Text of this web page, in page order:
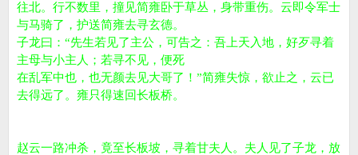
往北。行不数里，撞见简雍卧于草丛，身带重伤。云即令军士
与马骑了，护送简雍去寻玄德。
子龙曰：“先生若见了主公，可告之：吾上天入地，好歹寻着
主母与小主人；若寻不见，便死
在乱军中也，也无颜去见大哥了！”简雍失惊，欲止之，云已
去得远了。雍只得速回长板桥。
赵云一路冲杀，竟至长板坡，寻着甘夫人。夫人见了子龙，放